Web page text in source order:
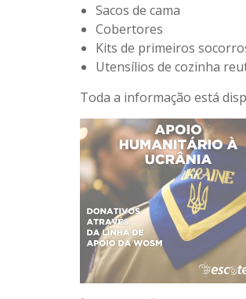
Sacos de cama
Cobertores
Kits de primeiros
Utensílios de cozinha
Toda a informação está